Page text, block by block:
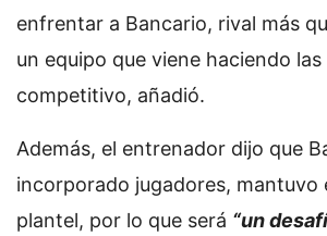
enfrentar a Bancario, rival más
un equipo que viene haciendo
competitivo, añadió.
Además, el entrenador dijo que
incorporado jugadores, mantuvo
plantel, por lo que será “un